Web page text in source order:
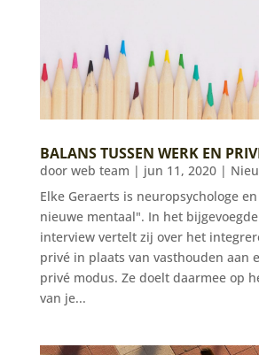
BALANS TUSSEN WERK EN
door web team | jun 11, 2020|
Elke Geraerts is neuropsychologe
nieuwe mentaal". In het
interview vertelt zij over het
privé in plaats van vasthouden aan
privé modus. Ze doelt daarmee op
van je...